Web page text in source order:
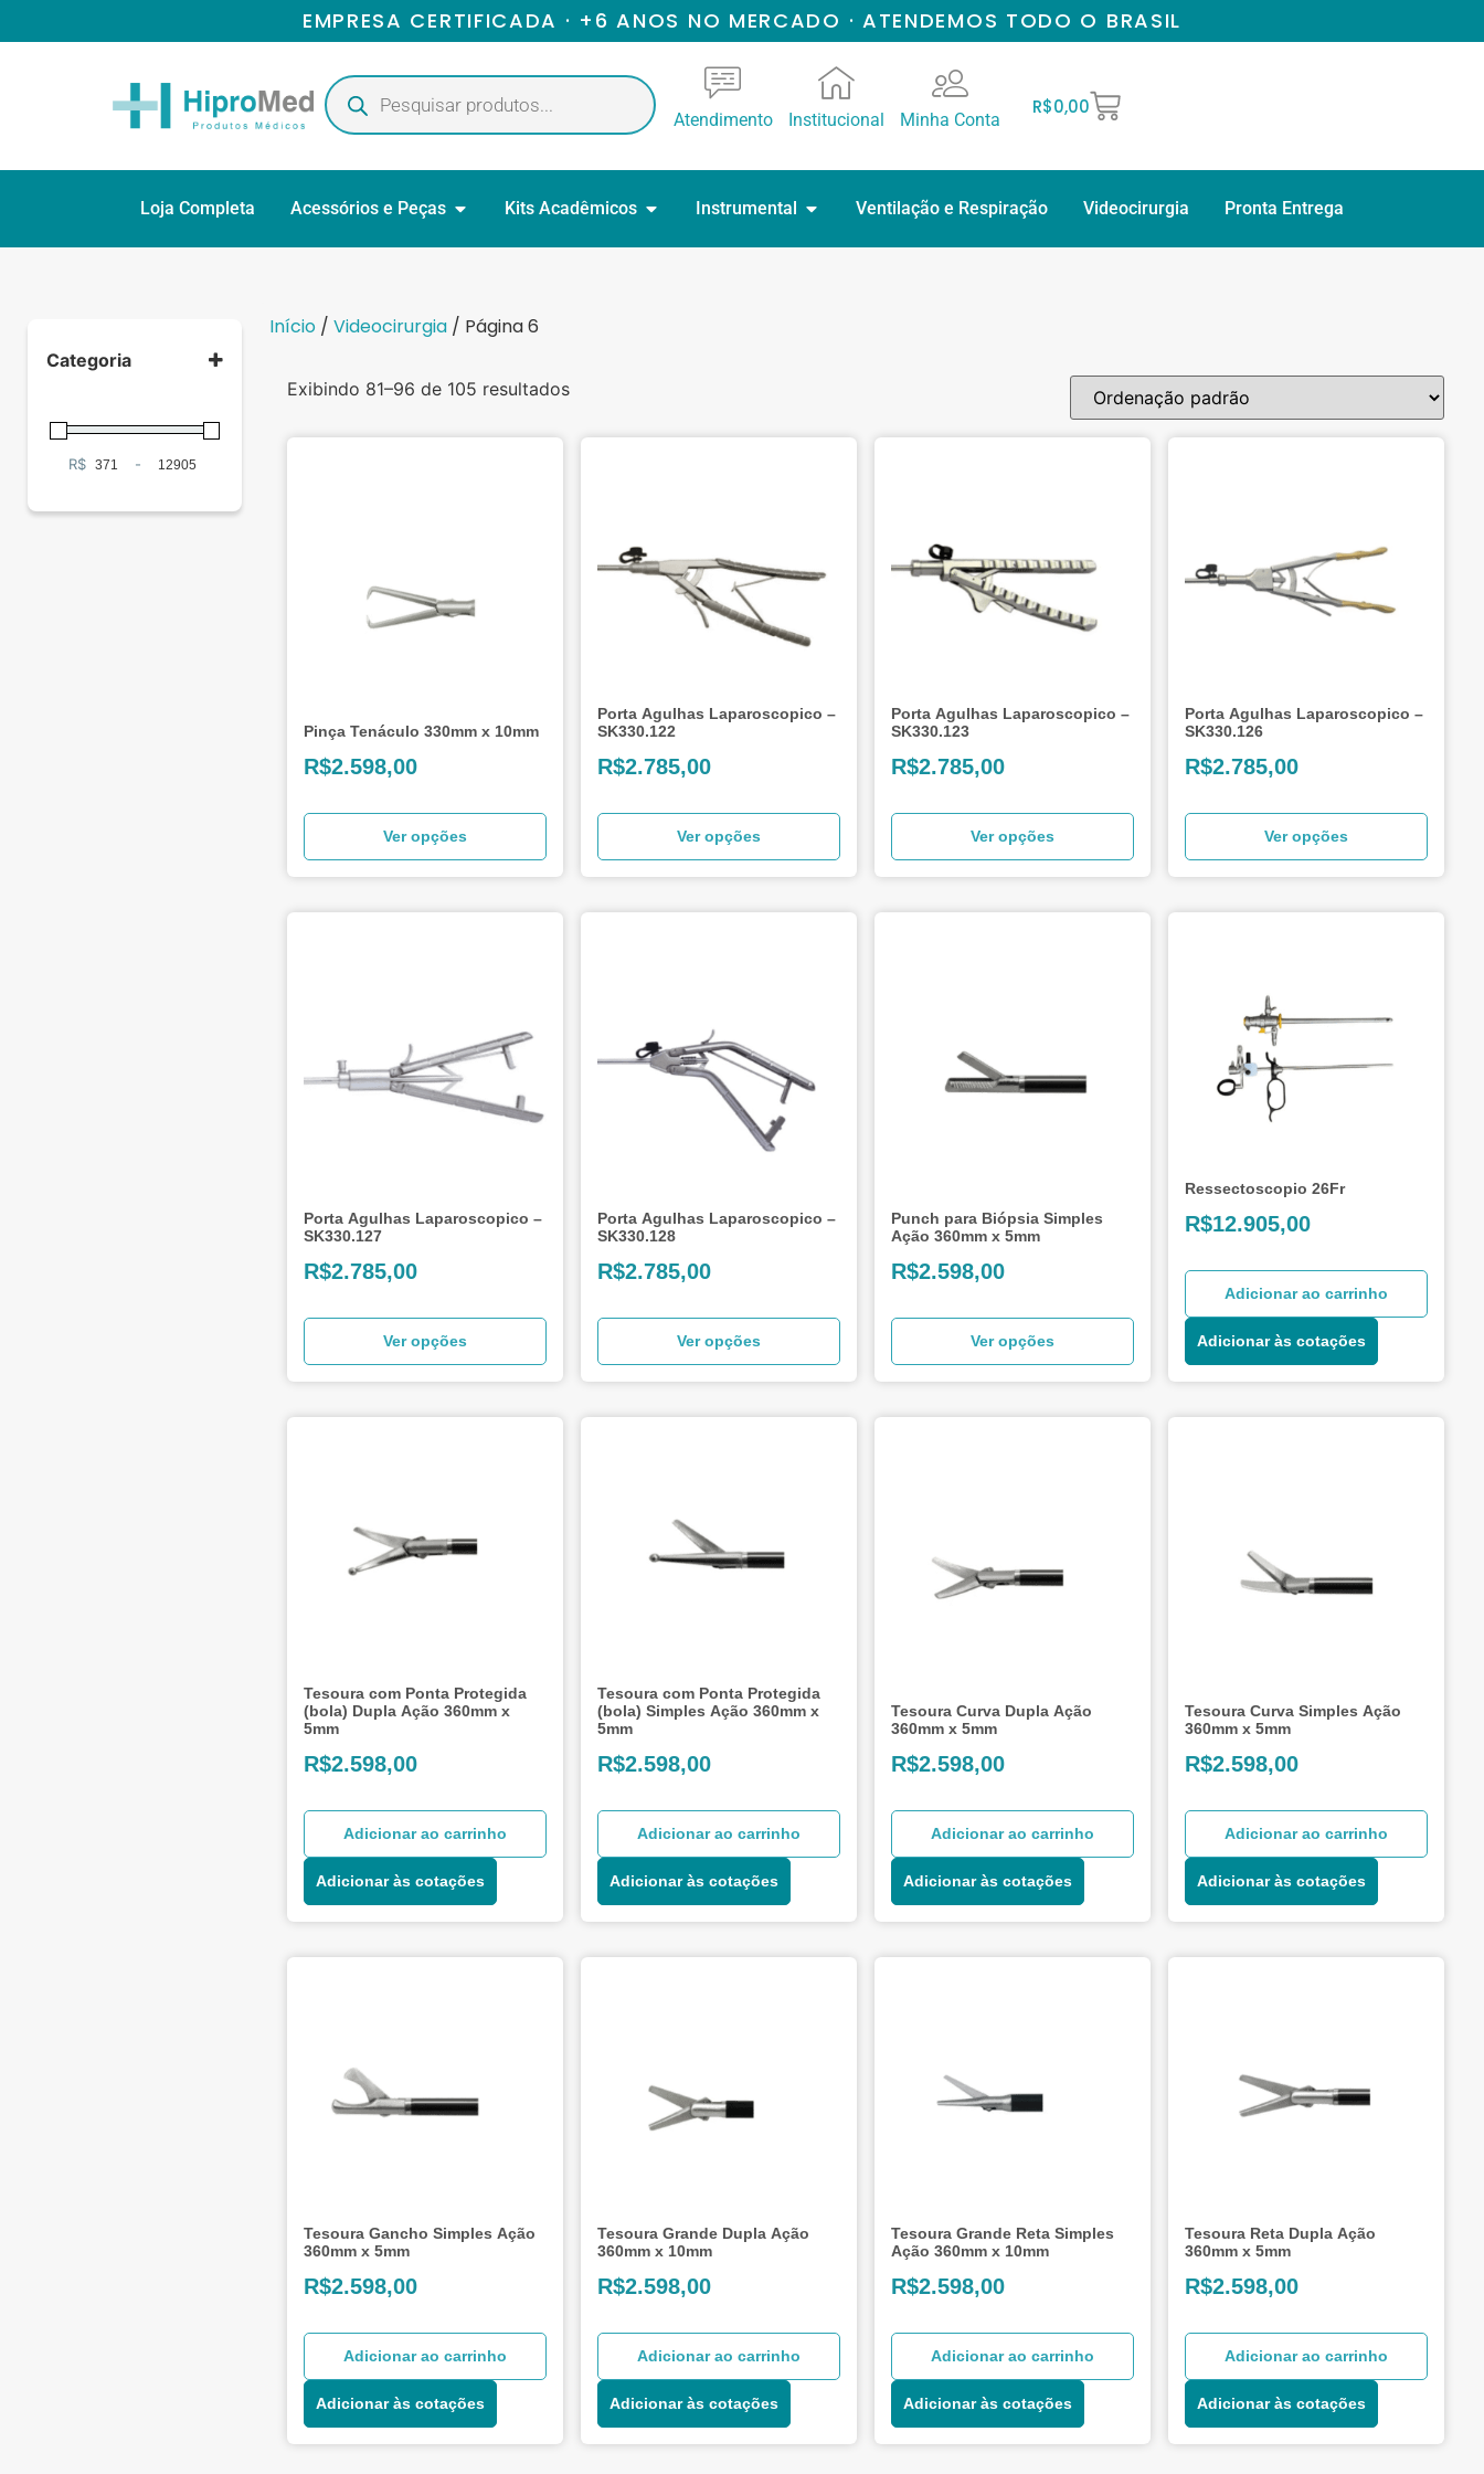
EMPRESA CERTIFICADA · +6 ANOS NO MERCADO · ATENDEMOS TODO O BRASIL
Atendimento Institucional Minha Conta
R$0,00
Loja Completa Acessórios e Peças Kits Acadêmicos Instrumental Ventilação e Respiração Videocirurgia Pronta Entrega
Categoria
Gerais
Ginecologia (1)
Laparoscopia (104)
R$ Minimum Price
-Maximum Price
Início /Videocirurgia / Página 6
Exibindo 81–96 de 105 resultados
Pinça Tenáculo 330mm x 10mm
R$2.598,00
Ver opções
Porta Agulhas Laparoscopico –
SK330.122
R$2.785,00
Ver opções
Porta Agulhas Laparoscopico –
SK330.123
R$2.785,00
Ver opções
Porta Agulhas Laparoscopico –
SK330.126
R$2.785,00
Ver opções
Porta Agulhas Laparoscopico –
SK330.127
R$2.785,00
Ver opções
Porta Agulhas Laparoscopico –
SK330.128
R$2.785,00
Ver opções
Punch para Biópsia Simples
Ação 360mm x 5mm
R$2.598,00
Ver opções
Ressectoscopio 26Fr
R$12.905,00
Adicionar ao carrinho
Adicionar às cotações
Tesoura com Ponta Protegida
(bola) Dupla Ação 360mm x
5mm
R$2.598,00
Adicionar ao carrinho
Adicionar às cotações
Tesoura com Ponta Protegida
(bola) Simples Ação 360mm x
5mm
R$2.598,00
Adicionar ao carrinho
Adicionar às cotações
Tesoura Curva Dupla Ação
360mm x 5mm
R$2.598,00
Adicionar ao carrinho
Adicionar às cotações
Tesoura Curva Simples Ação
360mm x 5mm
R$2.598,00
Adicionar ao carrinho
Adicionar às cotações
Tesoura Gancho Simples Ação
360mm x 5mm
R$2.598,00
Adicionar ao carrinho
Adicionar às cotações
Tesoura Grande Dupla Ação
360mm x 10mm
R$2.598,00
Adicionar ao carrinho
Adicionar às cotações
Tesoura Grande Reta Simples
Ação 360mm x 10mm
R$2.598,00
Adicionar ao carrinho
Adicionar às cotações
Tesoura Reta Dupla Ação
360mm x 5mm
R$2.598,00
Adicionar ao carrinho
Adicionar às cotações